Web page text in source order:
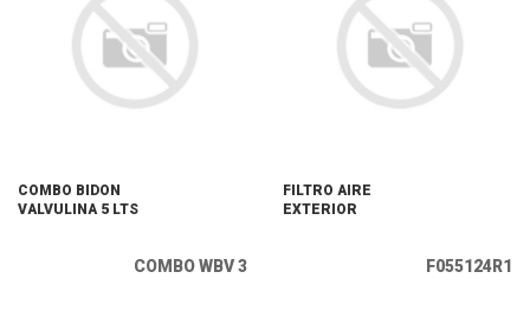
COMBO BIDON
VALVULINA 5 LTS
COMBO WBV 3
FILTRO AIRE
EXTERIOR
F055124R1